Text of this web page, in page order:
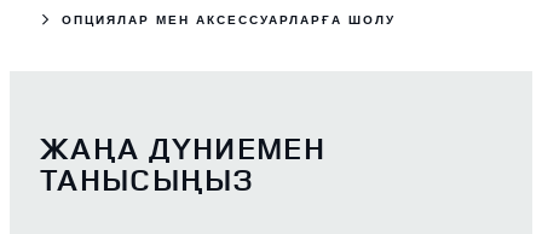
ОПЦИЯЛАР МЕН АКСЕССУАРЛАРҒА ШОЛУ
ЖАҢА ДҮНИЕМЕН
ТАНЫСЫҢЫЗ